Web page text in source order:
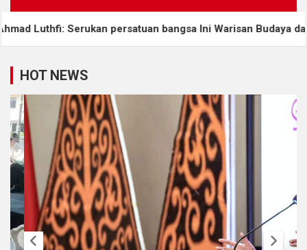
bangsa Ini Warisan Budaya dan Karakter
HOT NEWS